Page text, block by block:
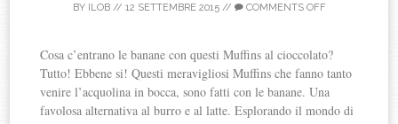
BY ILOB// 12 SETTEMBRE 2015// COMMENTS OFF
Cosa c’entrano le banane con questi Muffins al cioccolato?
Tutto! Ebbene si! Questi meravigliosi Muffins che fanno tanto
venire l’acquolina in bocca, sono fatti con le banane. Una
favolosa alternativa al burro e al latte. Esplorando il mondo di